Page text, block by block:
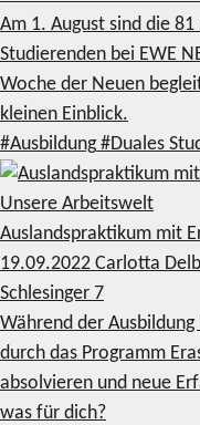
Am 1. August sind die
Studierenden bei EWE
Woche der Neuen
kleinen Einblick.
#Ausbildung #Duales
Unsere Arbeitswelt
Auslandspraktikum mit
19.09.2022 Carlotta
Schlesinger 7
Während der Ausbildung
durch das Programm
absolvieren und neue
was für dich?